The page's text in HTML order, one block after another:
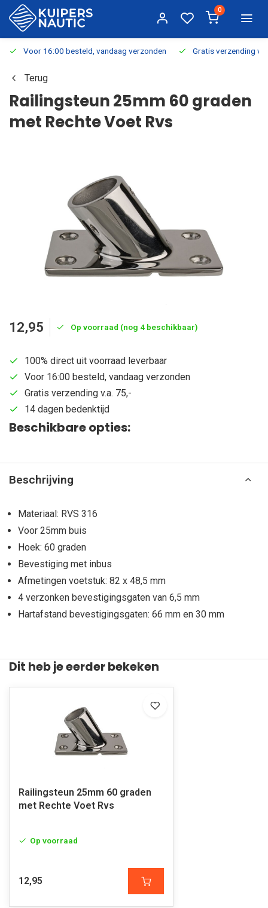
0
Voor 16:00 besteld, vandaag verzonden Gratis verzending
Terug
Railingsteun 25mm 60 graden
met Rechte Voet Rvs
12,95 Op voorraad (nog 4 beschikbaar)
100% direct uit voorraad leverbaar
Voor 16:00 besteld, vandaag verzonden
Gratis verzending v.a. 75,-
14 dagen bedenktijd
Beschikbare opties:
Beschrijving
Materiaal: RVS 316
Voor 25mm buis
Hoek: 60 graden
Bevestiging met inbus
Afmetingen voetstuk: 82 x 48,5 mm
4 verzonken bevestigingsgaten van 6,5 mm
Hartafstand bevestigingsgaten: 66 mm en 30 mm
Dit heb je eerder bekeken
Railingsteun 25mm 60 graden
met Rechte Voet Rvs
Op voorraad
12,95